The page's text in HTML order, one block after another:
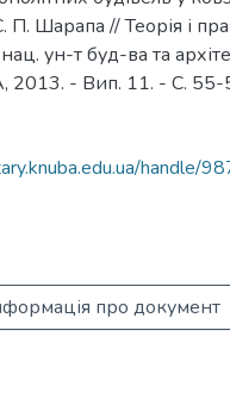
П. Шарапа // Теорія і
ун-т буд-ва та
2013. - Вип. 11. - С. 55-
handle/
про документ